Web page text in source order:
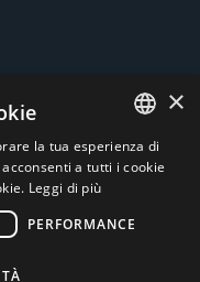
ITALIAN
×
la tua esperienza di
a tutti i cookie
Leggi di più
PERFORMANCE